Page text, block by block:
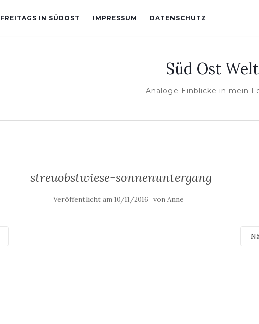
FREITAGS IN SÜDOST IMPRESSUM DATENSCHUTZ
Süd Ost Welt
Analoge Einblicke in mein
streuobstwiese-sonnenuntergang
Veröffentlicht am10/11/2016 vonAnne